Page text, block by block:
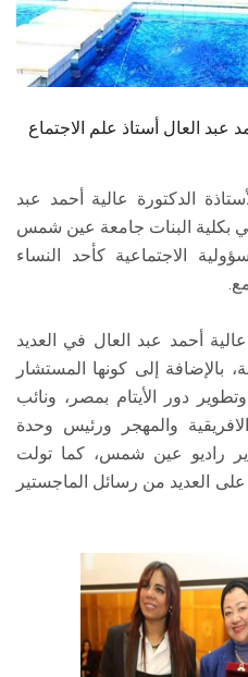
الموظفون
الزائـرون
عبد العال أستاذ علم الاجتماع
الدكتورة عالية أحمد عبد
بكلية البنات جامعة عين شمس
الاجتماعية كأحد النساء
أحمد عبد العال في العديد
بالإضافة إلى كونها المستشار
دور الأيتام بمصر، ونائب
والمهجر ورئيس وحدة
راديو عين شمس، كما تولت
العديد من رسائل الماجستير